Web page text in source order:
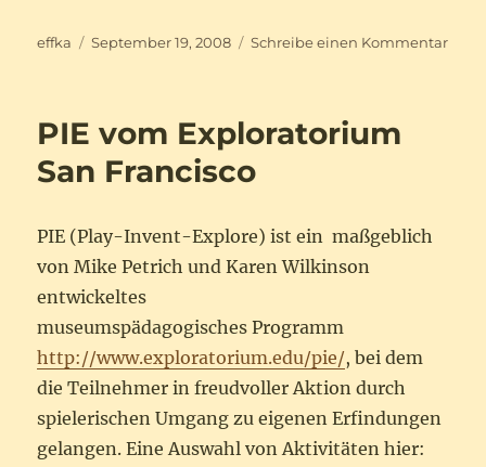
Autor
effka
Veröffentlicht
September 19, 2008 Schreibe einen Kommentarzu
PIE vom Exploratorium
San Francisco
PIE (Play-Invent-Explore) ist ein maßgeblich
von Mike Petrich und Karen Wilkinson
entwickeltes
museumspädagogisches Programm
http://www.exploratorium.edu/pie/, bei dem
die Teilnehmer in freudvoller Aktion durch
spielerischen Umgang zu eigenen Erfindungen
gelangen. Eine Auswahl von Aktivitäten hier: